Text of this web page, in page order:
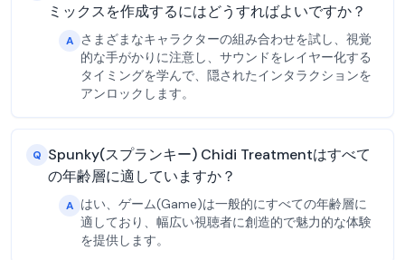
ミックスを作成するにはどうすればよいですか？
A
さまざまなキャラクターの組み合わせを試し、視覚
的な手がかりに注意し、サウンドをレイヤー化する
タイミングを学んで、隠されたインタラクションを
アンロックします。
Q Spunky(スプランキー) Chidi Treatmentはすべて
の年齢層に適していますか？
A はい、ゲーム(Game)は一般的にすべての年齢層に
適しており、幅広い視聴者に創造的で魅力的な体験
を提供します。